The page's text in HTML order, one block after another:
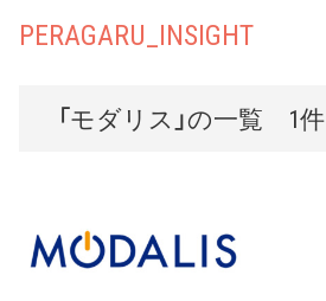
PERAGARU_INSIGHT
「モダリス」の一覧 1件